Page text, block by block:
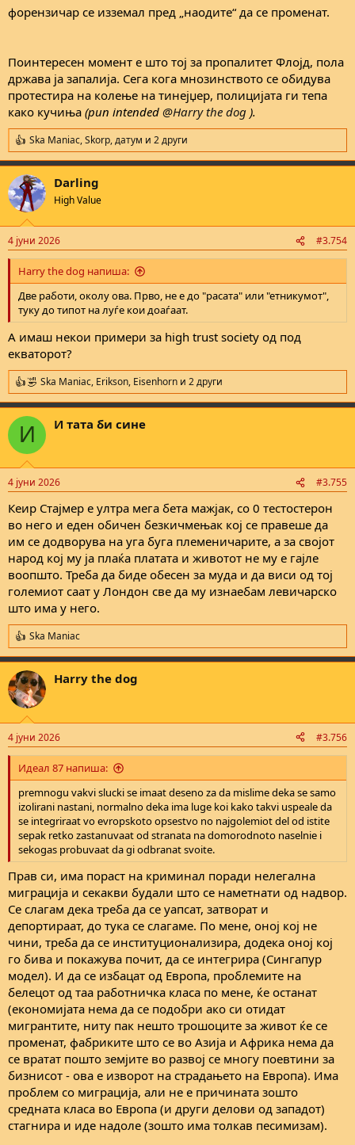
форензичар се изземал пред „наодите“ да се променат.
Поинтересен момент е што тој за пропалитет Флојд, пола
држава ја запалија. Сега кога мнозинството се обидува
протестира на колење на тинејџер, полицијата ги тепа
како кучиња (pun intended @Harry the dog ).
R
e
a
c
t
i
n
s
:
Ska Maniac,Skorp,датум и 2 други
Darling
High Value
4 јуни 2026 #3.754
Harry the dog напиша:
Две работи, околу ова. Прво, не е до "расата" или "етникумот",
туку до типот на луѓе кои доаѓаат.
А имаш некои примери за high trust society од под
екваторот?
R
e
a
c
i
n
s
Ska Maniac, Erikson, Eisenhorn и 2 други
И И тата би сине
4 јуни 2026 #3.755
Кеир Стајмер е ултра мега бета мажјак, со 0 тестостерон
во него и еден обичен безкичмењак кој се правеше да
им се додворува на уга буга племеничарите, а за својот
народ кој му ја плаќа платата и животот не му е гајле
воопшто. Треба да биде обесен за муда и да виси од тој
големиот саат у Лондон све да му изнаебам левичарско
што има у него.
R
e
a
c
t
i
n
s
:
Ska Maniac
Harry the dog
4 јуни 2026 #3.756
Идеал 87 напиша:
premnogu vakvi slucki se imaat deseno za da mislime deka se samo
izolirani nastani, normalno deka ima luge koi kako takvi uspeale da
se integriraat vo evropskoto opsestvo no najgolemiot del od istite
sepak retko zastanuvaat od stranata na domorodnoto naselnie i
sekogas probuvaat da gi odbranat svoite.
Прав си, има пораст на криминал поради нелегална
миграција и секакви будали што се наметнати од надвор.
Се слагам дека треба да се уапсат, затворат и
депортираат, до тука се слагаме. По мене, оној кој не
чини, треба да се институционализира, додека оној кој
го бива и покажува почит, да се интегрира (Сингапур
модел). И да се избацат од Европа, проблемите на
белецот од таа работничка класа по мене, ќе останат
(економијата нема да се подобри ако си отидат
мигрантите, ниту пак нешто трошоците за живот ќе се
променат, фабриките што се во Азија и Африка нема да
се вратат пошто земјите во развој се многу поевтини за
бизнисот - ова е изворот на страдањето на Европа). Има
проблем со миграција, али не е причината зошто
средната класа во Европа (и други делови од западот)
стагнира и иде надоле (зошто има толкав песимизам).